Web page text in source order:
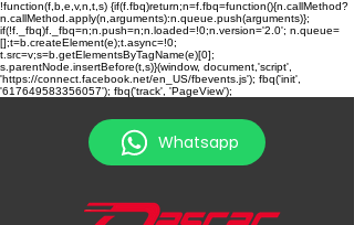
!function(f,b,e,v,n,t,s) {if(f.fbq)return;n=f.fbq=function(){n.callMethod?
n.callMethod.apply(n,arguments):n.queue.push(arguments)};
if(!f._fbq)f._fbq=n;n.push=n;n.loaded=!0;n.version='2.0'; n.queue=
[];t=b.createElement(e);t.async=!0;
t.src=v;s=b.getElementsByTagName(e)[0];
s.parentNode.insertBefore(t,s)}(window, document,'script',
'https://connect.facebook.net/en_US/fbevents.js'); fbq('init',
'617649583356057'); fbq('track', 'PageView');
Whatsapp